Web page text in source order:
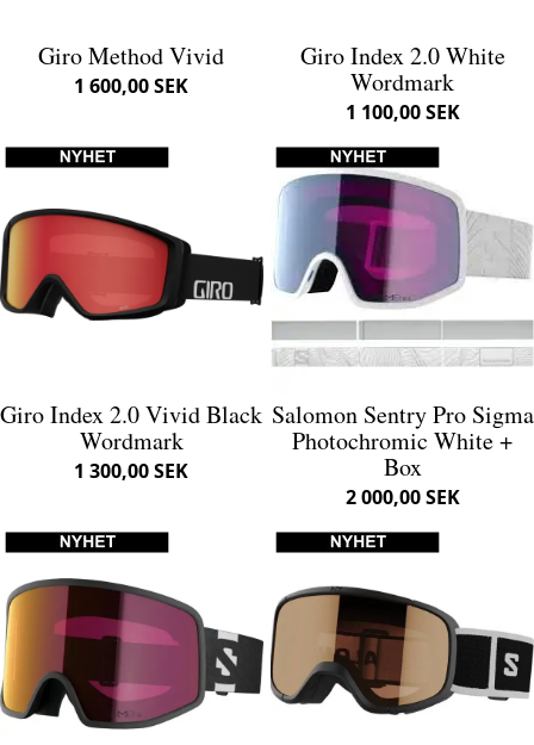
Giro Method Vivid
1 600,00 SEK
Giro Index 2.0 White
Wordmark
1 100,00 SEK
Giro Index 2.0 Vivid Black
Wordmark
1 300,00 SEK
Salomon Sentry Pro Sigma
Photochromic White +
Box
2 000,00 SEK